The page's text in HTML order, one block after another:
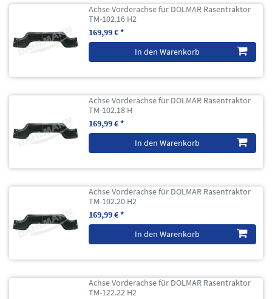
Achse Vorderachse für DOLMAR Rasentraktor
TM-102.16 H2
169,99 € *
In den Warenkorb
Achse Vorderachse für DOLMAR Rasentraktor
TM-102.18 H
169,99 € *
In den Warenkorb
Achse Vorderachse für DOLMAR Rasentraktor
TM-102.20 H2
169,99 € *
In den Warenkorb
Achse Vorderachse für DOLMAR Rasentraktor
TM-122.22 H2